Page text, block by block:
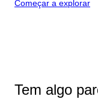
Começar a explorar
Tem algo